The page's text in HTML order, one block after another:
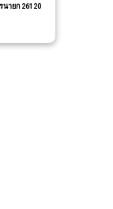
นายก 26120